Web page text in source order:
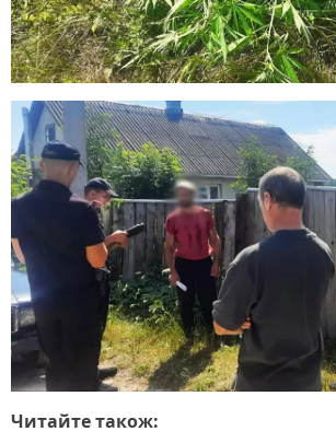
Читайте також: